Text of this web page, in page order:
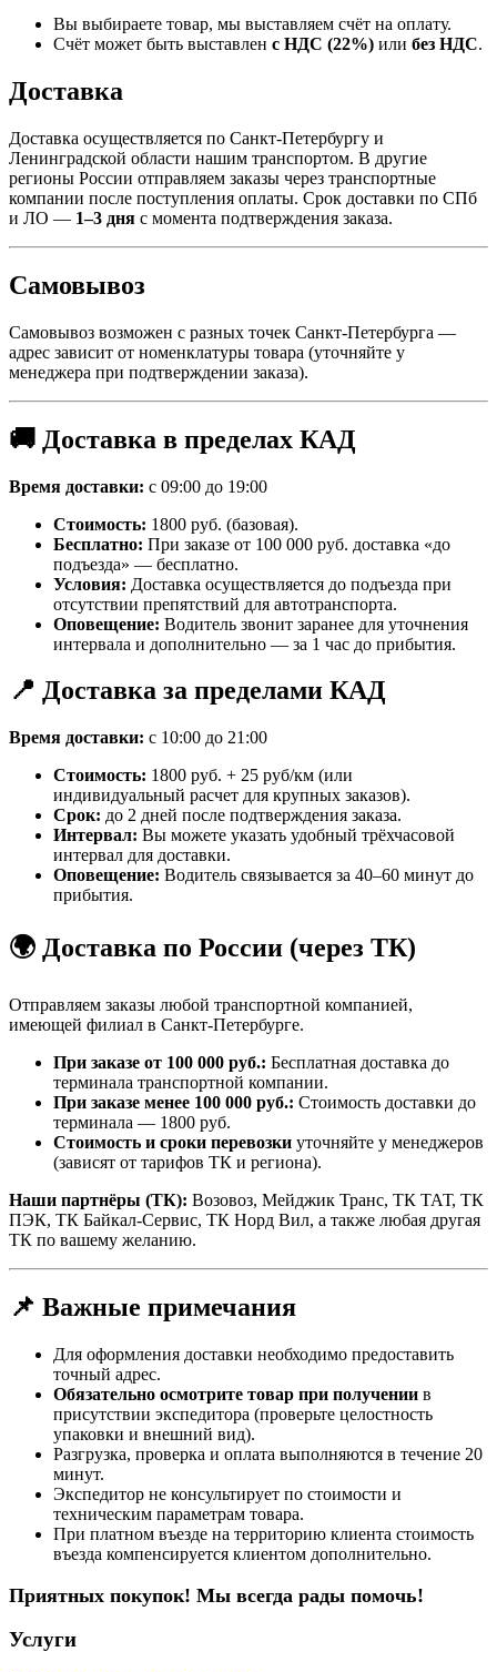
Вы выбираете товар, мы выставляем счёт на оплату.
Счёт может быть выставлен с НДС (22%) или без НДС.
Доставка
Доставка осуществляется по Санкт-Петербургу и
Ленинградской области нашим транспортом. В другие
регионы России отправляем заказы через транспортные
компании после поступления оплаты. Срок доставки по СПб
и ЛО — 1–3 дня с момента подтверждения заказа.
Самовывоз
Самовывоз возможен с разных точек Санкт-Петербурга —
адрес зависит от номенклатуры товара (уточняйте у
менеджера при подтверждении заказа).
🚚 Доставка в пределах КАД
Время доставки: с 09:00 до 19:00
Стоимость: 1800 руб. (базовая).
Бесплатно: При заказе от 100 000 руб. доставка «до
подъезда» — бесплатно.
Условия: Доставка осуществляется до подъезда при
отсутствии препятствий для автотранспорта.
Оповещение: Водитель звонит заранее для уточнения
интервала и дополнительно — за 1 час до прибытия.
📍 Доставка за пределами КАД
Время доставки: с 10:00 до 21:00
Стоимость: 1800 руб. + 25 руб/км (или
индивидуальный расчет для крупных заказов).
Срок: до 2 дней после подтверждения заказа.
Интервал: Вы можете указать удобный трёхчасовой
интервал для доставки.
Оповещение: Водитель связывается за 40–60 минут до
прибытия.
🌍 Доставка по России (через ТК)
Отправляем заказы любой транспортной компанией,
имеющей филиал в Санкт-Петербурге.
При заказе от 100 000 руб.: Бесплатная доставка до
терминала транспортной компании.
При заказе менее 100 000 руб.: Стоимость доставки до
терминала — 1800 руб.
Стоимость и сроки перевозки уточняйте у менеджеров
(зависят от тарифов ТК и региона).
Наши партнёры (ТК): Возовоз, Мейджик Транс, ТК ТАТ, ТК
ПЭК, ТК Байкал-Сервис, ТК Норд Вил, а также любая другая
ТК по вашему желанию.
📌 Важные примечания
Для оформления доставки необходимо предоставить
точный адрес.
Обязательно осмотрите товар при получении в
присутствии экспедитора (проверьте целостность
упаковки и внешний вид).
Разгрузка, проверка и оплата выполняются в течение 20
минут.
Экспедитор не консультирует по стоимости и
техническим параметрам товара.
При платном въезде на территорию клиента стоимость
въезда компенсируется клиентом дополнительно.
Приятных покупок! Мы всегда рады помочь!
Услуги